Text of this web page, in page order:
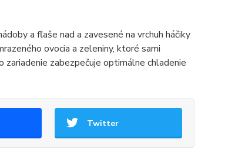
a fľaše nad a zavesené na vrchuh háčiky
ovocia a zeleniny, ktoré sami
zariadenie zabezpečuje optimálne chladenie
Twitter